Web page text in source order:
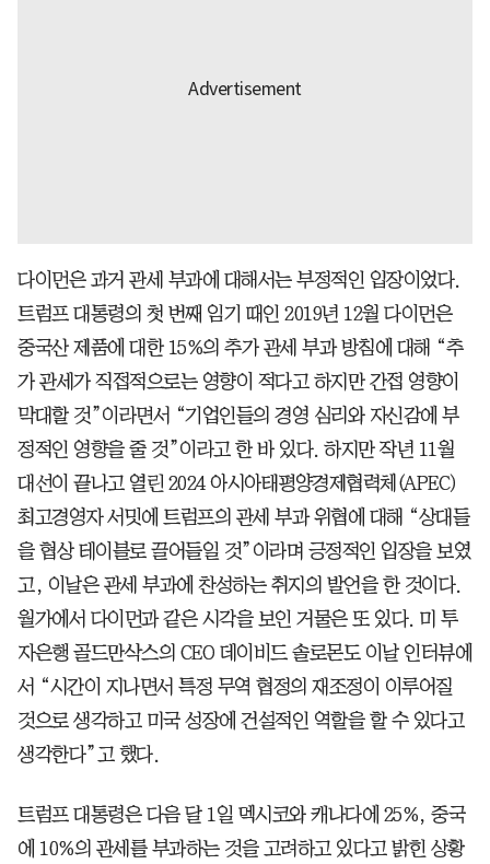
다이먼은 과거 관세 부과에 대해서는 부정적인 입장이었다.
트럼프 대통령의 첫 번째 임기 때인 2019년 12월 다이먼은
중국산 제품에 대한 15%의 추가 관세 부과 방침에 대해 “추
가 관세가 직접적으로는 영향이 적다고 하지만 간접 영향이
막대할 것”이라면서 “기업인들의 경영 심리와 자신감에 부
정적인 영향을 줄 것”이라고 한 바 있다. 하지만 작년 11월
대선이 끝나고 열린 2024 아시아태평양경제협력체(APEC)
최고경영자 서밋에 트럼프의 관세 부과 위협에 대해 “상대들
을 협상 테이블로 끌어들일 것”이라며 긍정적인 입장을 보였
고, 이날은 관세 부과에 찬성하는 취지의 발언을 한 것이다.
월가에서 다이먼과 같은 시각을 보인 거물은 또 있다. 미 투
자은행 골드만삭스의 CEO 데이비드 솔로몬도 이날 인터뷰에
서 “시간이 지나면서 특정 무역 협정의 재조정이 이루어질
것으로 생각하고 미국 성장에 건설적인 역할을 할 수 있다고
생각한다”고 했다.
트럼프 대통령은 다음 달 1일 멕시코와 캐나다에 25%, 중국
에 10%의 관세를 부과하는 것을 고려하고 있다고 밝힌 상황